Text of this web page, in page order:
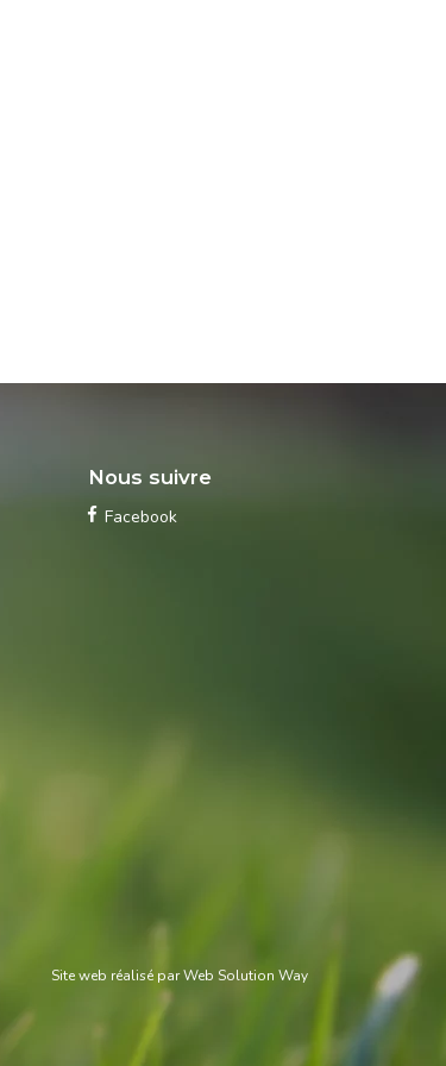
Nous suivre
Facebook
Site web réalisé parWeb Solution Way